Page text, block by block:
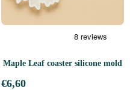
Maple Leaf coaster silicone mold
€6,60